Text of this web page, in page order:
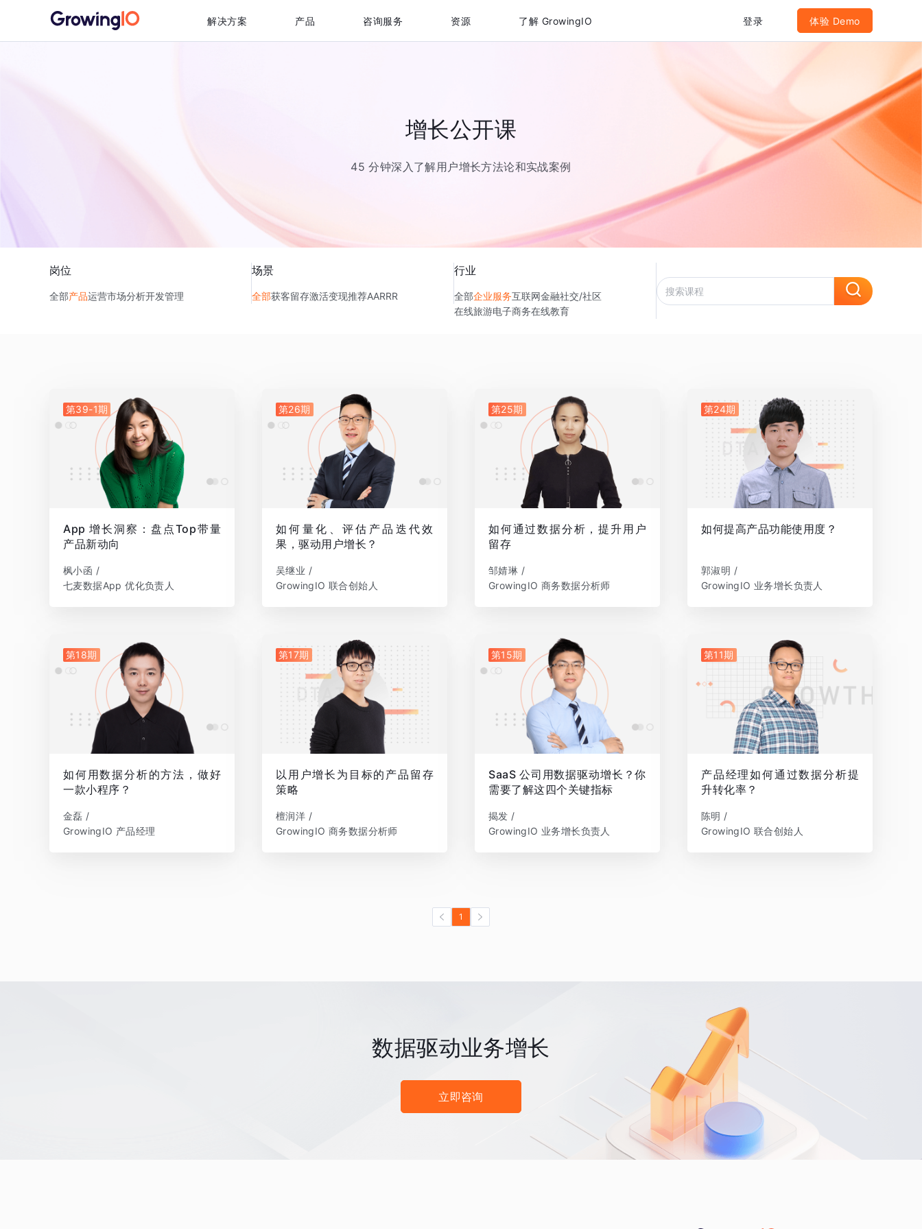
解决方案 产品 咨询服务 资源 了解 GrowingIO 登录 体验 Demo
增长公开课
45 分钟深入了解用户增长方法论和实战案例
岗位
全部产品运营市场分析开发管理
场景
全部获客留存激活变现推荐AARRR
行业
全部企业服务互联网金融社交/社区
在线旅游电子商务在线教育
第39-1期
App 增长洞察：盘点Top带量
产品新动向
枫小函 /
七麦数据App 优化负责人
第26期
如何量化、评估产品迭代效
果，驱动用户增长？
吴继业 /
GrowingIO 联合创始人
第25期
如何通过数据分析，提升用户
留存
邹婧琳 /
GrowingIO 商务数据分析师
第24期
如何提高产品功能使用度？
郭淑明 /
GrowingIO 业务增长负责人
第18期
如何用数据分析的方法，做好
一款小程序？
金磊 /
GrowingIO 产品经理
第17期
以用户增长为目标的产品留存
策略
檀润洋 /
GrowingIO 商务数据分析师
第15期
SaaS 公司用数据驱动增长？你
需要了解这四个关键指标
揭发 /
GrowingIO 业务增长负责人
第11期
产品经理如何通过数据分析提
升转化率？
陈明 /
GrowingIO 联合创始人
1
数据驱动业务增长
立即咨询